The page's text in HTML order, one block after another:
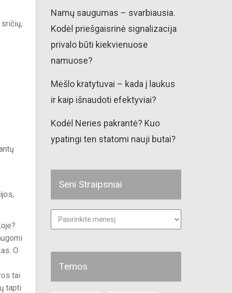
O
tai
tapti
Namų saugumas – svarbiausia.
Kodėl priešgaisrinė signalizacija
privalo būti kiekvienuose
namuose?
Mėšlo kratytuvai – kada į laukus
ir kaip išnaudoti efektyviai?
Kodėl Neries pakrantė? Kuo
ypatingi ten statomi nauji butai?
Seni Straipsniai
Seni
straipsniai
Temos